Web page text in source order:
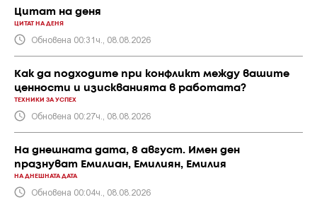
Цитат на деня
ЦИТАТ НА ДЕНЯ
Обновена 00:31ч., 08.08.2026
Как да подходите при конфликт между вашите
ценности и изискванията в работата?
ТЕХНИКИ ЗА УСПЕХ
Обновена 00:27ч., 08.08.2026
На днешната дата, 8 август. Имен ден
празнуват Емилиан, Емилиян, Емилия
НА ДНЕШНАТА ДАТА
Обновена 00:04ч., 08.08.2026